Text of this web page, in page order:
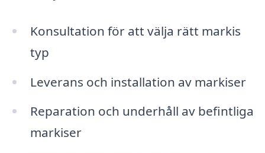
Konsultation för att välja rätt markis
typ
Leverans och installation av markiser
Reparation och underhåll av befintliga
markiser